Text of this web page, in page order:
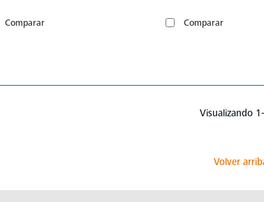
Comparar Comparar
Visualizando
Volver